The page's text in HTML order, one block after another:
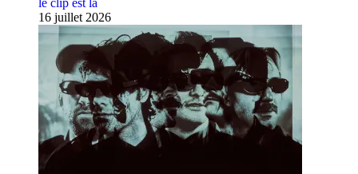
le clip est là
16 juillet 2026